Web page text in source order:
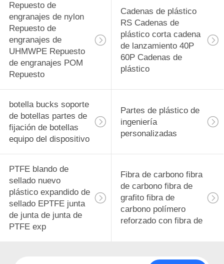
Repuesto de
engranajes de nylon
Repuesto de
engranajes de
UHMWPE Repuesto
de engranajes POM
Repuesto
Cadenas de plástico
RS Cadenas de
plástico corta cadena
de lanzamiento 40P
60P Cadenas de
plástico
botella bucks soporte
de botellas partes de
fijación de botellas
equipo del dispositivo
Partes de plástico de
ingeniería
personalizadas
PTFE blando de
sellado nuevo
plástico expandido de
sellado EPTFE junta
de junta de junta de
PTFE exp
Fibra de carbono fibra
de carbono fibra de
grafito fibra de
carbono polímero
reforzado con fibra de